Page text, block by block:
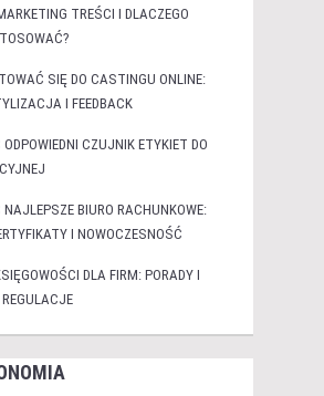
TREŚCI I DLACZEGO
SIĘ DO CASTINGU ONLINE:
I FEEDBACK
CZUJNIK ETYKIET DO
BIURO RACHUNKOWE:
I NOWOCZESNOŚĆ
DLA FIRM: PORADY I